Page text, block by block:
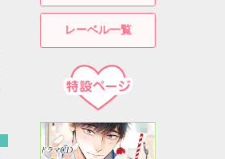
レーベル一覧